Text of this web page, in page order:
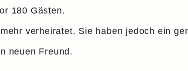
180 Gästen.
verheiratet. Sie haben jedoch ein
neuen Freund.